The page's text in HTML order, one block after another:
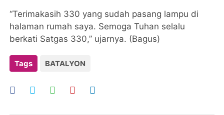
“Terimakasih 330 yang sudah pasang lampu di
halaman rumah saya. Semoga Tuhan selalu
berkati Satgas 330,” ujarnya. (Bagus)
Tags BATALYON